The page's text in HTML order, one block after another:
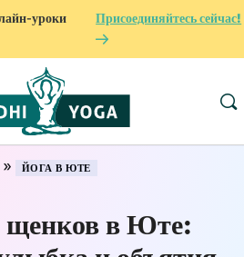
уроки
Присоединяйтесь сейчас!
» ЙОГА В ЮТЕ
щенков в Юте: